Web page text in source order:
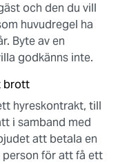
och den du vill
huvudregel ha
Byte av en
godkänns inte.
brott
hyreskontrakt, till
i samband med
att betala en
person för att få ett